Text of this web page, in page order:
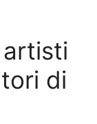
artisti
di